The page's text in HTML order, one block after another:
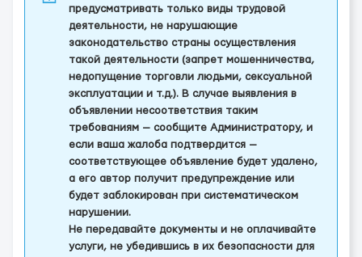
предусматривать только виды трудовой
деятельности, не нарушающие
законодательство страны осуществления
такой деятельности (запрет мошенничества,
недопущение торговли людьми, сексуальной
эксплуатации и т.д.). В случае выявления в
объявлении несоответствия таким
требованиям — сообщите Администратору, и
если ваша жалоба подтвердится —
соответствующее объявление будет удалено,
а его автор получит предупреждение или
будет заблокирован при систематическом
нарушении.
Не передавайте документы и не оплачивайте
услуги, не убедившись в их безопасности для